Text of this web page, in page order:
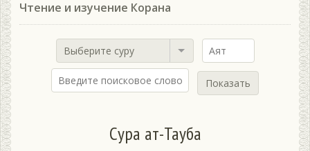
Чтение и изучение Корана
Выберите суру
Показать
Сура ат-Тауба